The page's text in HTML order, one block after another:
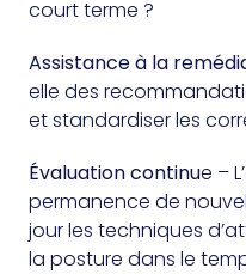
court terme ?
Assistance à la
elle des
et standardiser les
Évaluation continue –
permanence de
jour les techniques
la posture dans le